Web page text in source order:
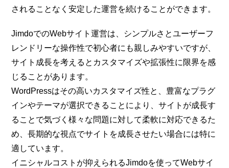
されることなく安定した運営を続けることができます。
JimdoでのWebサイト運営は、シンプルさとユーザーフ
レンドリーな操作性で初心者にも親しみやすいですが、
サイト成長を考えるとカスタマイズや拡張性に限界を感
じることがあります。
WordPressはその高いカスタマイズ性と、豊富なプラグ
インやテーマが選択できることにより、サイトが成長す
ることで気づく様々な問題に対して柔軟に対応できるた
め、長期的な視点でサイトを成長させたい場合には特に
適しています。
イニシャルコストが抑えられるJimdoを使ってWebサイ